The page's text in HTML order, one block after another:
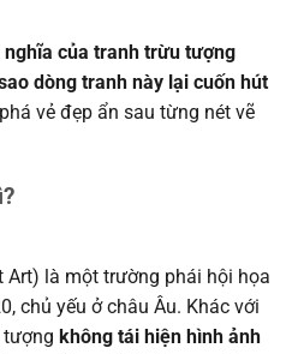
nghĩa của tranh trừu tượng
dòng tranh này lại cuốn hút
vẻ đẹp ẩn sau từng nét vẽ
là một trường phái hội họa
chủ yếu ở châu Âu. Khác với
không tái hiện hình ảnh